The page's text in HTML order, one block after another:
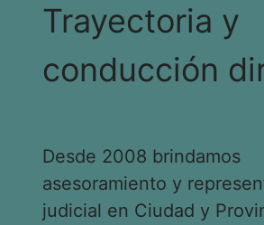
Trayectoria y
conducción
Desde 2008 brindamos
asesoramiento y
judicial en Ciudad y